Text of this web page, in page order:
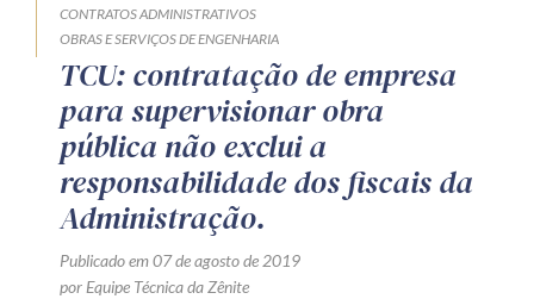
Orientação por Escrito
Mentoria Zênite
Capacitação
Zênite Online
Eventos presenciais
Zênite in Company
CONTRATOS ADMINISTRATIVOS
OBRAS E SERVIÇOS DE ENGENHARIA
TCU: contratação de empresa
para supervisionar obra
pública não exclui a
responsabilidade dos fiscais da
Administração.
Publicado em 07 de agosto de 2019
por Equipe Técnica da Zênite